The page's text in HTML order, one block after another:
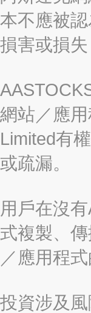
本不應被
損害或損
網站／應
Limited有
或疏漏。
用戶在沒
式複製、
／應用程
投資涉及